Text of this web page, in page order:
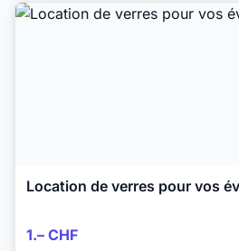
Location de verres pour vos
1.– CHF